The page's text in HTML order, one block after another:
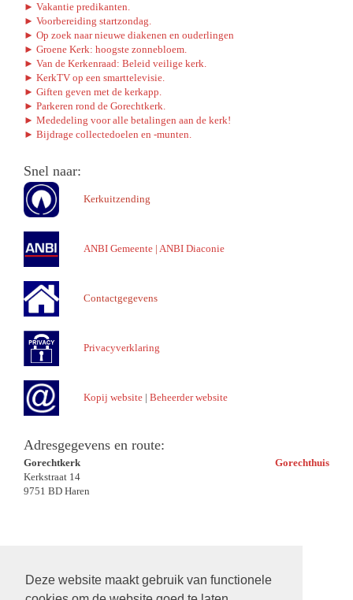
Deze website maakt gebruik van functionele
► Vakantie predikanten.
► Voorbereiding startzondag.
► Op zoek naar nieuwe diakenen en ouderlingen
► Groene Kerk: hoogste zonnebloem.
► Van de Kerkenraad: Beleid veilige kerk.
► KerkTV op een smarttelevisie.
► Giften geven met de kerkapp.
► Parkeren rond de Gorechtkerk.
► Mededeling voor alle betalingen aan de kerk!
► Bijdrage collectedoelen en -munten.
Snel naar:
Kerkuitzending
ANBI Gemeente | ANBI Diaconie
Contactgegevens
Privacyverklaring
Kopij website | Beheerder website
Adresgegevens en route:
Gorechtkerk
Gorechthuis
Kerkstraat 14
9751 BD Haren